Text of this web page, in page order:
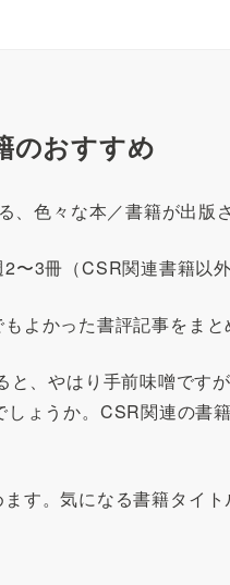
のおすすめ
色々な本／書籍が出版
〜3冊（CSR関連書籍以
よかった書評記事をま
と、やはり手前味噌です
しょうか。CSR関連の書
す。気になる書籍タイ